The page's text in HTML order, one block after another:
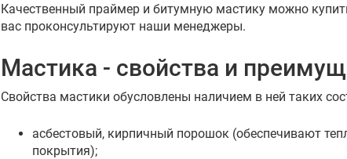
Качественный праймер и битумную мастику можно
вас проконсультируют наши менеджеры.
Мастика - свойства и
Свойства мастики обусловлены наличием в ней таких
асбестовый, кирпичный порошок (обеспечивают
покрытия);